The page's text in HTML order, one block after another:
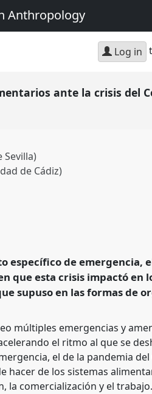
Anthropology
Log in
ante la crisis del
Sevilla)
de Cádiz)
ante la crisis del Covid-
(SP).
easa2024/p/14842
específico de emergencia,
que esta crisis impactó en
supuso en las formas de
múltiples emergencias y
el ritmo al que se
el de la pandemia
hacer de los sistemas
la comercialización y el trabajo.